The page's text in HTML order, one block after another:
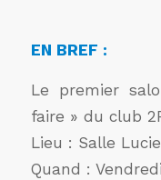
EN BREF :
Le premier
faire » du club
Lieu : Salle
Quand :